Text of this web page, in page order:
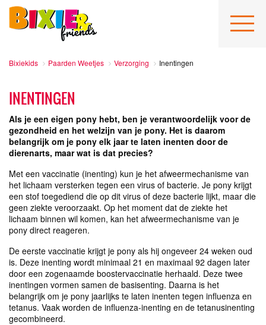
Bixiekids Paarden Weetjes Verzorging Inentingen
INENTINGEN
Als je een eigen pony hebt, ben je verantwoordelijk voor de
gezondheid en het welzijn van je pony. Het is daarom
belangrijk om je pony elk jaar te laten inenten door de
dierenarts, maar wat is dat precies?
Met een vaccinatie (inenting) kun je het afweermechanisme van
het lichaam versterken tegen een virus of bacterie. Je pony krijgt
een stof toegediend die op dit virus of deze bacterie lijkt, maar die
geen ziekte veroorzaakt. Op het moment dat de ziekte het
lichaam binnen wil komen, kan het afweermechanisme van je
pony direct reageren.
De eerste vaccinatie krijgt je pony als hij ongeveer 24 weken oud
is. Deze inenting wordt minimaal 21 en maximaal 92 dagen later
door een zogenaamde boostervaccinatie herhaald. Deze twee
inentingen vormen samen de basisenting. Daarna is het
belangrijk om je pony jaarlijks te laten inenten tegen influenza en
tetanus. Vaak worden de influenza-inenting en de tetanusinenting
gecombineerd.